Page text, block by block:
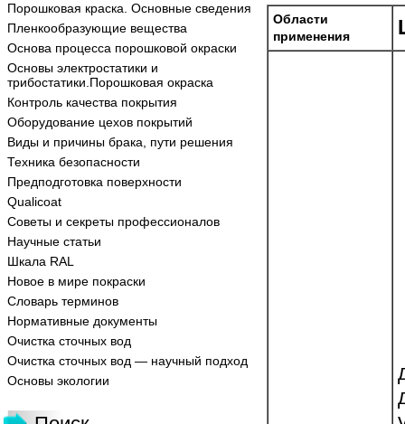
Порошковая краска. Основные сведения
Пленкообразующие вещества
Основа процесса порошковой окраски
Основы электростатики и
трибостатики.Порошковая окраска
Контроль качества покрытия
Оборудование цехов покрытий
Виды и причины брака, пути решения
Техника безопасности
Предподготовка поверхности
Qualicoat
Советы и секреты профессионалов
Научные статьи
Шкала RAL
Новое в мире покраски
Словарь терминов
Нормативные документы
Очистка сточных вод
Очистка сточных вод — научный подход
Основы экологии
Области
применения